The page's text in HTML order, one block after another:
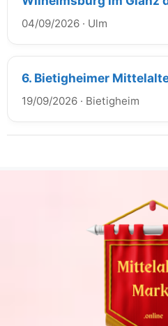
04/09/2026 · Ulm
6. Bietigheimer
19/09/2026 · Bietigheim